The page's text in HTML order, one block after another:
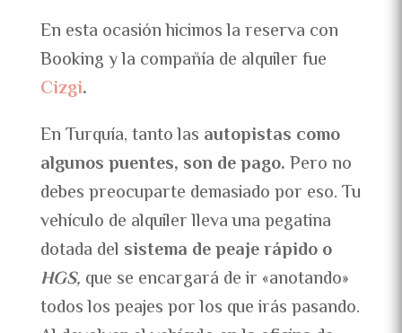
En esta ocasión hicimos la reserva con
Booking y la compañía de alquiler fue
Cizgi.
En Turquía, tanto las autopistas como
algunos puentes, son de pago.Pero no
debes preocuparte demasiado por eso. Tu
vehículo de alquiler lleva una pegatina
dotada del sistema de peaje rápido o
HGS, que se encargará de ir «anotando»
todos los peajes por los que irás pasando.